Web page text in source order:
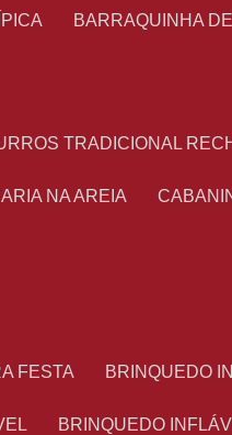
BARRAQUINHA
TRADICIONAL
NA AREIA
FESTA BRINQUEDO
BRINQUEDO